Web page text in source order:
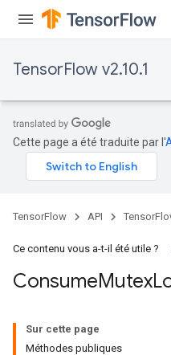
TensorFlow v2.10.1
Cette page a été traduite par l'
TensorFlow API
Ce contenu vous a-t-il été utile ?
ConsumeMutex
Sur cette page
Méthodes publiques